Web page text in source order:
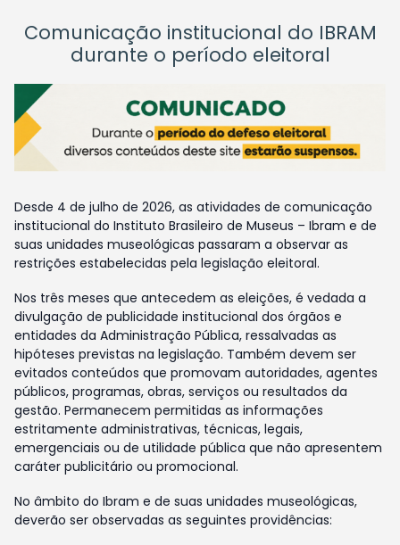
Comunicação institucional do IBRAM
durante o período eleitoral
Desde 4 de julho de 2026, as atividades de comunicação
institucional do Instituto Brasileiro de Museus – Ibram e de
suas unidades museológicas passaram a observar as
restrições estabelecidas pela legislação eleitoral.
Nos três meses que antecedem as eleições, é vedada a
divulgação de publicidade institucional dos órgãos e
entidades da Administração Pública, ressalvadas as
hipóteses previstas na legislação. Também devem ser
evitados conteúdos que promovam autoridades, agentes
públicos, programas, obras, serviços ou resultados da
gestão. Permanecem permitidas as informações
estritamente administrativas, técnicas, legais,
emergenciais ou de utilidade pública que não apresentem
caráter publicitário ou promocional.
No âmbito do Ibram e de suas unidades museológicas,
deverão ser observadas as seguintes providências: